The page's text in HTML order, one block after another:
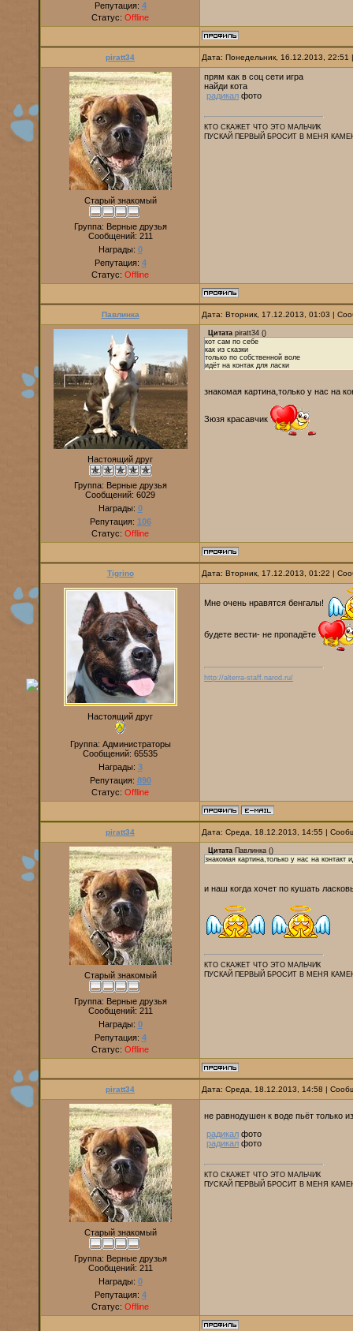
Репутация: 4
Статус: Offline
piratt34 Дата: Понедельник, 16.12.2013,
Старый знакомый
Группа: Верные друзья
Сообщений: 211
Награды: 0
Репутация: 4
Статус: Offline
прям как в соц сети игра
найди кота
радикал фото
КТО СКАЖЕТ ЧТО ЭТО МАЛЬЧИК
ПУСКАЙ ПЕРВЫЙ БРОСИТ В МЕНЯ
Павлинка Дата: Вторник, 17.12.2013, 01:03 |
Настоящий друг
Группа: Верные друзья
Сообщений: 6029
Награды: 0
Репутация: 106
Статус: Offline
Цитата piratt34 ()
кот сам по себе
как из сказки
только по собственной воле
идёт на контак для ласки
знакомая картина,только у нас на
Зюзя красавчик
Tigrino Дата: Вторник, 17.12.2013, 01:22 |
Настоящий друг
Группа: Администраторы
Сообщений: 65535
Награды: 3
Репутация: 890
Статус: Offline
Мне очень нравятся бенгалы!
будете вести- не пропадёте
http://alterra-staff.narod.ru/
piratt34 Дата: Среда, 18.12.2013, 14:55 |
Старый знакомый
Группа: Верные друзья
Сообщений: 211
Награды: 0
Репутация: 4
Статус: Offline
Цитата Павлинка ()
знакомая картина,только у нас на контакт
и наш когда хочет по кушать
КТО СКАЖЕТ ЧТО ЭТО МАЛЬЧИК
ПУСКАЙ ПЕРВЫЙ БРОСИТ В МЕНЯ
piratt34 Дата: Среда, 18.12.2013, 14:58 |
Старый знакомый
Группа: Верные друзья
Сообщений: 211
Награды: 0
Репутация: 4
Статус: Offline
не равнодушен к воде пьёт только
радикал фото
радикал фото
КТО СКАЖЕТ ЧТО ЭТО МАЛЬЧИК
ПУСКАЙ ПЕРВЫЙ БРОСИТ В МЕНЯ